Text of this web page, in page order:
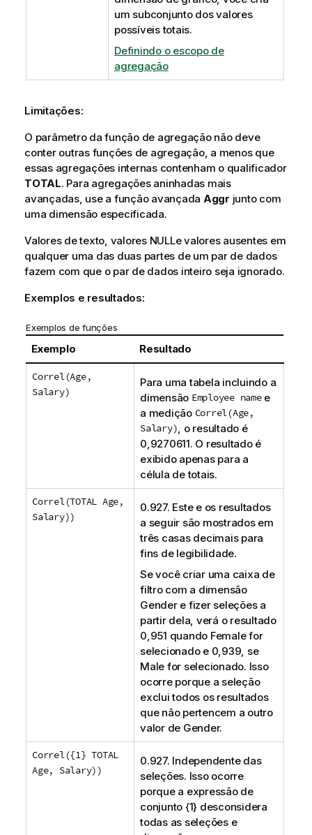
um subconjunto dos valores
possíveis totais.
Definindo o escopo de
agregação
Limitações:
O parâmetro da função de agregação não deve
conter outras funções de agregação, a menos que
essas agregações internas contenham o qualificador
TOTAL. Para agregações aninhadas mais
avançadas, use a função avançada Aggr junto com
uma dimensão especificada.
Valores de texto, valores NULLe valores ausentes em
qualquer uma das duas partes de um par de dados
fazem com que o par de dados inteiro seja ignorado.
Exemplos e resultados:
Exemplos de funções
Exemplo Resultado
Correl(Age,
Salary)
Para uma tabela incluindo a
dimensão Employee namee
a medição Correl(Age,
Salary), o resultado é
0,9270611. O resultado é
exibido apenas para a
célula de totais.
Correl(TOTAL Age,
Salary))
0.927. Este e os resultados
a seguir são mostrados em
três casas decimais para
fins de legibilidade.
Se você criar uma caixa de
filtro com a dimensão
Gendere fizer seleções a
partir dela, verá o resultado
0,951 quando Femalefor
selecionado e 0,939, se
Male for selecionado. Isso
ocorre porque a seleção
exclui todos os resultados
que não pertencem a outro
valor de Gender.
Correl({1} TOTAL
Age, Salary))
0.927. Independente das
seleções. Isso ocorre
porque a expressão de
conjunto {1} desconsidera
todas as seleções e